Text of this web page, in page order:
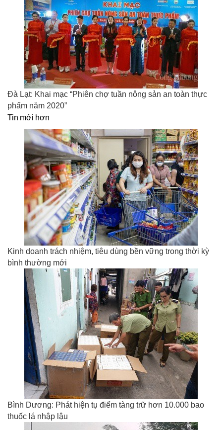
Đà Lạt: Khai mạc “Phiên chợ tuần nông sản an toàn thực
phẩm năm 2020”
Tin mới hơn
Kinh doanh trách nhiệm, tiêu dùng bền vững trong thời kỳ
bình thường mới
Bình Dương: Phát hiện tụ điểm tàng trữ hơn 10.000 bao
thuốc lá nhập lậu